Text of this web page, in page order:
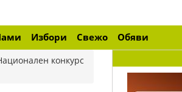
Избори Свежо Обяви
конкурс